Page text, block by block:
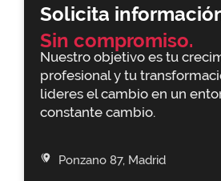
Solicita
Sin compromiso.
Nuestro objetivo es tu
profesional y tu
lideres el cambio en un
constante cambio.
Ponzano 87, Madrid